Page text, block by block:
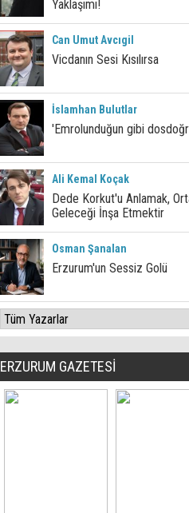
Yaklaşımı!
Can Umut Avcıgil
Vicdanın Sesi Kısılırsa
İslamhan Bulutlar
'Emrolunduğun gibi
Ali Kemal Koçak
Dede Korkut'u Anlamak,
Geleceği İnşa Etmektir
Osman Şanalan
Erzurum'un Sessiz Golü
ERZURUM GAZETESİ